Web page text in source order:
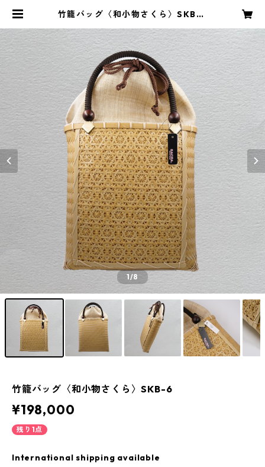
竹籠バッグ〈和小物さくら〉SKB-6
1/8
竹籠バッグ〈和小物さくら〉SKB-6
¥198,000
残り1点
International shipping available